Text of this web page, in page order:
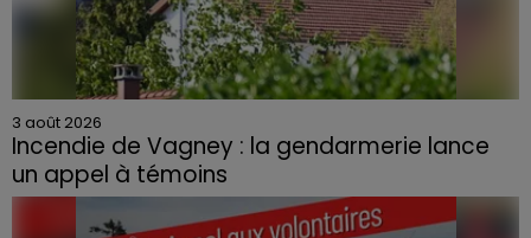
3 août 2026
Incendie de Vagney : la gendarmerie lance
un appel à témoins
Le feu, parti d'une haie avant de se propager au